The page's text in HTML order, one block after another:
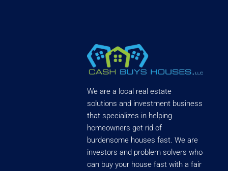
We are a local real estate
solutions and investment business
that specializes in helping
homeowners get rid of
burdensome houses fast. We are
investors and problem solvers who
can buy your house fast with a fair